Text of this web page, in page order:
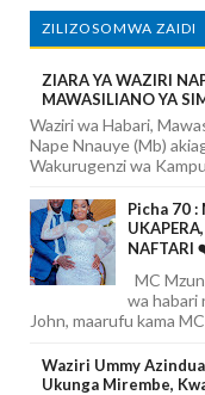
ZILIZOSOMWA ZAIDI
ZIARA YA WAZIRI
MAWASILIANO YA
Waziri wa Habari,
Nape Nnauye (Mb)
Wakurugenzi wa
Picha 70 :
NAFTARI
MC
wa habari
John, maarufu kama
Waziri Ummy
Ukunga Mirembe,